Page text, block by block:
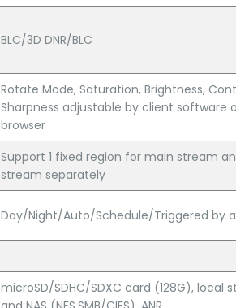
BLC/3D DNR/BLC
Rotate Mode, Saturation, Brightness,
Sharpness adjustable by client software
browser
Support 1 fixed region for main stream
stream separately
Day/Night/Auto/Schedule/Triggered by
microSD/SDHC/SDXC card (128G), local